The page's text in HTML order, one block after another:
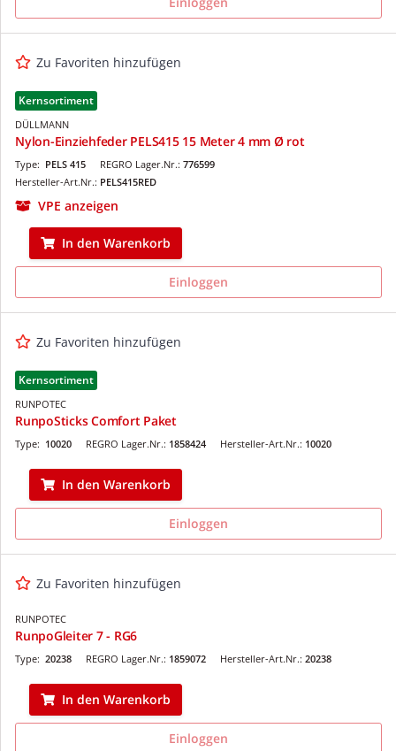
Zu Favoriten hinzufügen
Kernsortiment
DÜLLMANN
Nylon-Einziehfeder PELS415 15 Meter 4 mm Ø rot
REGRO Lager.Nr.: 776599
Type: PELS 415
Hersteller-Art.Nr.: PELS415RED
VPE anzeigen
In den Warenkorb
Einloggen
Zu Favoriten hinzufügen
Kernsortiment
RUNPOTEC
RunpoSticks Comfort Paket
REGRO Lager.Nr.: 1858424
Type: 10020 Hersteller-Art.Nr.: 10020
In den Warenkorb
Einloggen
Zu Favoriten hinzufügen
RUNPOTEC
RunpoGleiter 7 - RG6
REGRO Lager.Nr.: 1859072
Type: 20238 Hersteller-Art.Nr.: 20238
In den Warenkorb
Einloggen